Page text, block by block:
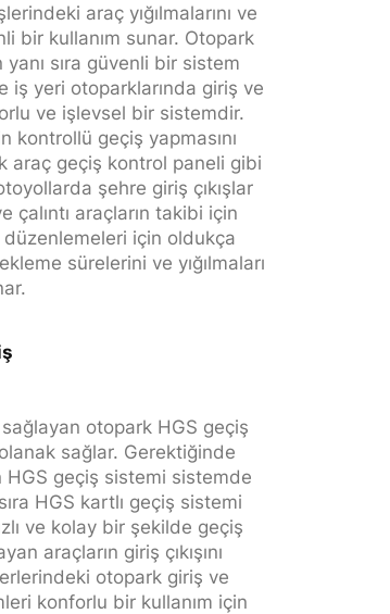
araç yığılmalarını ve
bir kullanım sunar. Otopark
yanı sıra güvenli bir sistem
iş yeri otoparklarında giriş ve
ve işlevsel bir sistemdir.
kontrollü geçiş yapmasını
araç geçiş kontrol paneli gibi
şehre giriş çıkışlar
araçların takibi için
düzenlemeleri için oldukça
sürelerini ve yığılmaları
sağlayan otopark HGS geçiş
sağlar. Gerektiğinde
geçiş sistemi sistemde
HGS kartlı geçiş sistemi
ve kolay bir şekilde geçiş
araçların giriş çıkışını
otopark giriş ve
konforlu bir kullanım için